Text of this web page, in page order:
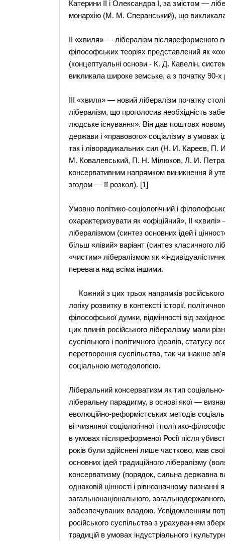
Катерини II і Олександра I, за змістом —
монархію (М. М. Сперанський), що
II «хвиля» — лібералізм післяреформеного
філософських теоріях представлений як
(концептуальні основи - К. Д. Кавелін,
викликала широке земське, а з початку 90-
III «хвиля» — новий лібералізм початку
лібералізм, що проголосив необхідність
людське існування». Він дав поштовх
держави і «правового» соціалізму в умовах
так і ліворадикальних сил (Н. И. Кареєв,
М. Ковалевський, П. Н. Мілюков, Л. И.
консервативним напрямком виникнення й
згодом — її розкол). [1]
Умовно політико-соціологічний і
охарактеризувати як «офіційний», II
лібералізмом (синтез основних ідей і
більш «лівий» варіант (синтез класичного
«чистим» лібералізмом як
перевага над всіма іншими.
Кожний з цих трьох напрямків
логіку розвитку в контексті історії,
філософської думки, відмінності від
цих плинів російського лібералізму мали
суспільного і політичного ідеалів, статусу
перетворення суспільства, так чи інакше
соціальною методологією.
Ліберальний консерватизм як тип
ліберальну парадигму, в основі якої —
еволюційно-реформістських методів
вітчизняної соціологічної і політико-
в умовах післяреформеної Росії після
років були здійснені лише частково, мав
основних ідей традиційного лібералізму
консерватизму (порядок, сильна державна
однаковій цінності і рівнозначному визнанні
загальнонаціонального,
забезпечуваних владою. Усвідомленням
російського суспільства з урахуванням
традицій в умовах індустріального і